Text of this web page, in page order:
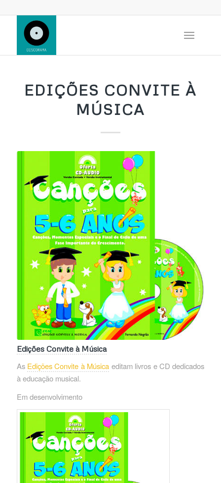
EDIÇÕES CONVITE À
MÚSICA
Edições Convite à Música
As Edições Convite à Música editam livros e CD dedicados
à educação musical.
Em desenvolvimento